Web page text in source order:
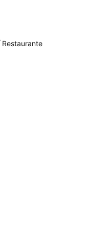
Restaurante